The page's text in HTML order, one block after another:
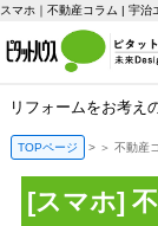
スマホ｜不動産コラム | 宇治
リフォームをお考え
TOPページ ＞ 不動産
[スマホ]